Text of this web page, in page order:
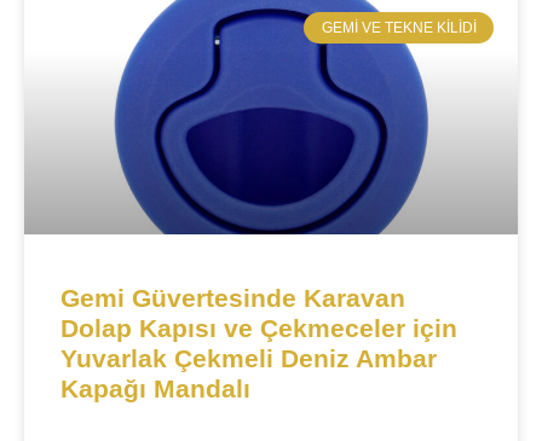
​GEMI VE TEKNE KILIDI​
Gemi Güvertesinde Karavan
Dolap Kapısı ve Çekmeceler için
Yuvarlak Çekmeli Deniz Ambar
Kapağı Mandalı​​